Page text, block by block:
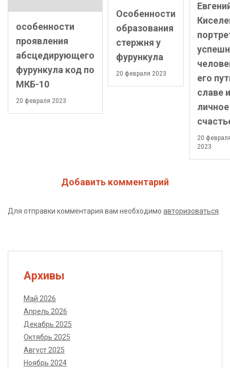
особенности
проявления
абсцедирующего
фурункула код по
МКБ-10
20 февраля 2023
Особенности
образования
стержня у
фурункула
20 февраля 2023
его
славе и
личное
20
2023
Добавить комментарий
Для отправки комментария вам необходимо авторизоваться.
Архивы
Май 2026
Апрель 2026
Декабрь 2025
Октябрь 2025
Август 2025
Ноябрь 2024